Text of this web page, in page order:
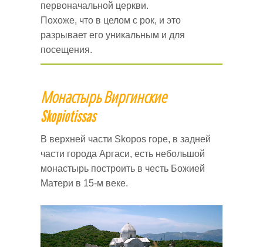
первоначальной церкви.
Похоже, что в целом с рок, и это
разрывает его уникальным и для
посещения.
Монастырь Виргинские
Skopiotissas
В верхней части Skopos горе, в задней
части города Аргаси, есть небольшой
монастырь построить в честь Божией
Матери в 15-м веке.